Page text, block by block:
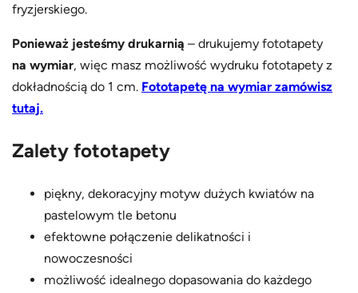
fryzjerskiego.
Ponieważ jesteśmy drukarnią – drukujemy fototapety
na wymiar, więc masz możliwość wydruku fototapety z
dokładnością do 1 cm. Fototapetę na wymiar zamówisz
tutaj.
Zalety fototapety
piękny, dekoracyjny motyw dużych kwiatów na
pastelowym tle betonu
efektowne połączenie delikatności i
nowoczesności
możliwość idealnego dopasowania do każdego